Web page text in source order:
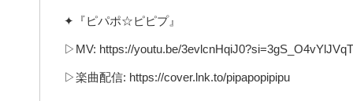
✦『ピパポ☆ピピプ』
▷MV: https://youtu.be/
▷楽曲配信: https://cover.lnk.to/pipapopipipu